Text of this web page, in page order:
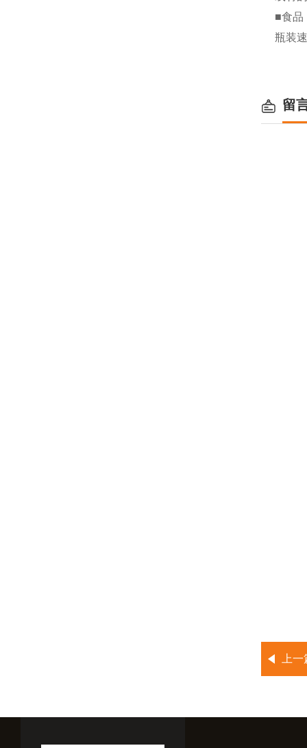
■食品
瓶装
留
上